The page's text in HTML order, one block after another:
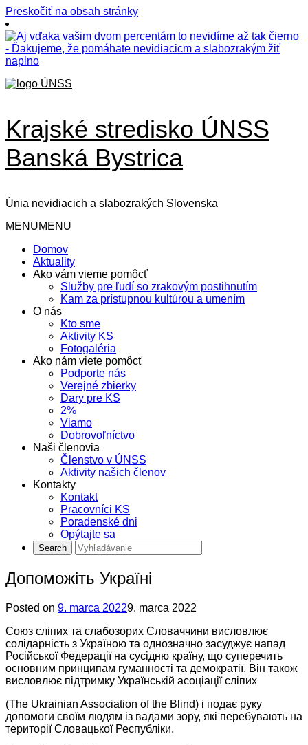
Preskočiť na obsah stránky
Krajské stredisko ÚNSS
Banská Bystrica
Únia nevidiacich a slabozrakých Slovenska
MENUMENU
Domov
Aktuality
Ako vám vieme pomôcť
Služby pre ľudí so zrakovým postihnutím
Kam za prístupnou kultúrou a umením
O nás
Kto sme
Aktivity KS
Fotogaléria
Ako nám viete pomôcť
Podporte nás
Verejné zbierky
Dary pre KS
2%
Viamo
Dobrovoľníctvo
Naši členovia
Členstvo v ÚNSS
Aktivity našich členov
Kontakty
Kontakt
Pracovníci KS
Poradenské dni
Opýtajte sa
Допоможіть Україні
Posted on 9. marca 20229. marca 2022
Союз сліпих та слабозорих Словаччини висловлює
солідарність з Україною та однозначно засуджує напад
Російської Федерації на сусідню країну, що суперечить
основним принципам гуманності та демократії. Він також
висловлює підтримку Українській асоціації сліпих
(The Ukrainian Association of the Blind) і подає руку
допомоги своїм людям із вадами зору, які перебувають на
території Словацької Республіки.